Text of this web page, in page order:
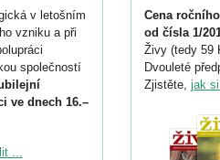
v letošním
vzniku a při
společností
ve dnech 16.–
...
Cena
od čísla 1/
Živy (tedy 59
Dvouleté
Zjistěte, jak